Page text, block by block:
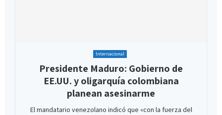
Internacional
Presidente Maduro: Gobierno de
EE.UU. y oligarquía colombiana
planean asesinarme
El mandatario venezolano indicó que «con la fuerza del